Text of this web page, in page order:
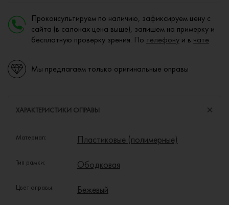
Проконсультируем по наличию, зафиксируем цену с
сайта (в салонах цена выше), запишем на примерку и
бесплатную проверку зрения. По телефону и в чате
Мы предлагаем только оригинальные оправы
ХАРАКТЕРИСТИКИ ОПРАВЫ
Материал: Пластиковые (полимерные)
Тип рамки: Ободковая
Цвет оправы: Бежевый